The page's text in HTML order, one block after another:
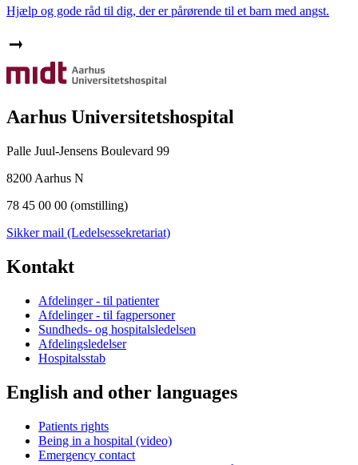
Hjælp og gode råd til dig, der er pårørende til et barn med angst.
Aarhus Universitetshospital
Palle Juul-Jensens Boulevard 99
8200 Aarhus N
78 45 00 00 (omstilling)
Sikker mail (Ledelsessekretariat)
Kontakt
Afdelinger - til patienter
Afdelinger - til fagpersoner
Sundheds- og hospitalsledelsen
Afdelingsledelser
Hospitalsstab
English and other languages
Patients rights
Being in a hospital (video)
Emergency contact